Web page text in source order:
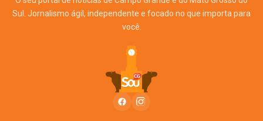
Sul. Jornalismo ágil, independente e focado no que importa para
você.